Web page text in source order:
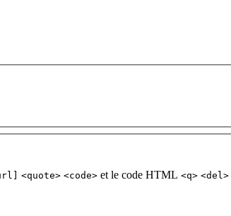
<quote> <code> et le code HTML <q> <del>